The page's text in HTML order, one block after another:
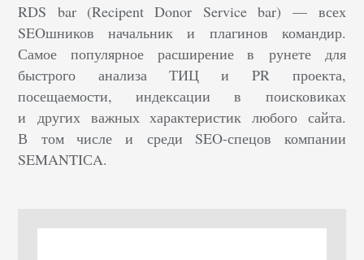
RDS bar (Recipent Donor Service bar) — всех
SEOшников начальник и плагинов командир.
Самое популярное расширение в рунете для
быстрого анализа ТИЦ и PR проекта,
посещаемости, индексации в поисковиках
и других важных характеристик любого сайта.
В том числе и среди SEO-спецов компании
SEMANTIСA.